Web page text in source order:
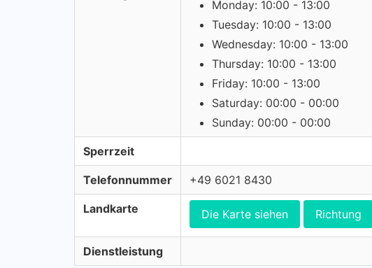
Monday: 10:00 - 13:00
Tuesday: 10:00 - 13:00
Wednesday: 10:00 - 13:00
Thursday: 10:00 - 13:00
Friday: 10:00 - 13:00
Saturday: 00:00 - 00:00
Sunday: 00:00 - 00:00
Sperrzeit
Telefonnummer +49 6021 8430
Landkarte Die Karte siehen Richtung
Dienstleistung